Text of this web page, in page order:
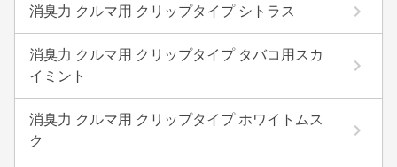
消臭力 クルマ用 クリップタイプ シトラス
消臭力 クルマ用 クリップタイプ タバコ用スカ
イミント
消臭力 クルマ用 クリップタイプ ホワイトムス
ク